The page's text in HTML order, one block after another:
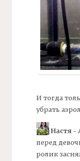
И тогда
убрать
Настя-
перед
ролик